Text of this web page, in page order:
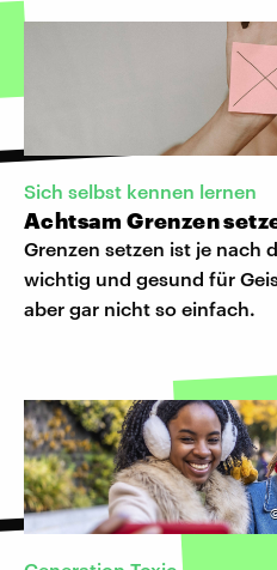
Sich selbst kennen lernen
Achtsam Grenzen
Grenzen setzen ist je nach
wichtig und gesund für
aber gar nicht so einfach.